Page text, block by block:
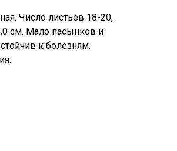
Число листьев 18-20,
см. Мало пасынков и
к болезням.